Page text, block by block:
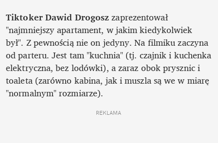
Tiktoker Dawid Drogosz zaprezentował
"najmniejszy apartament, w jakim kiedykolwiek
był". Z pewnością nie on jedyny. Na filmiku zaczyna
od parteru. Jest tam "kuchnia" (tj. czajnik i kuchenka
elektryczna, bez lodówki), a zaraz obok prysznic i
toaleta (zarówno kabina, jak i muszla są we w miarę
"normalnym" rozmiarze).
REKLAMA